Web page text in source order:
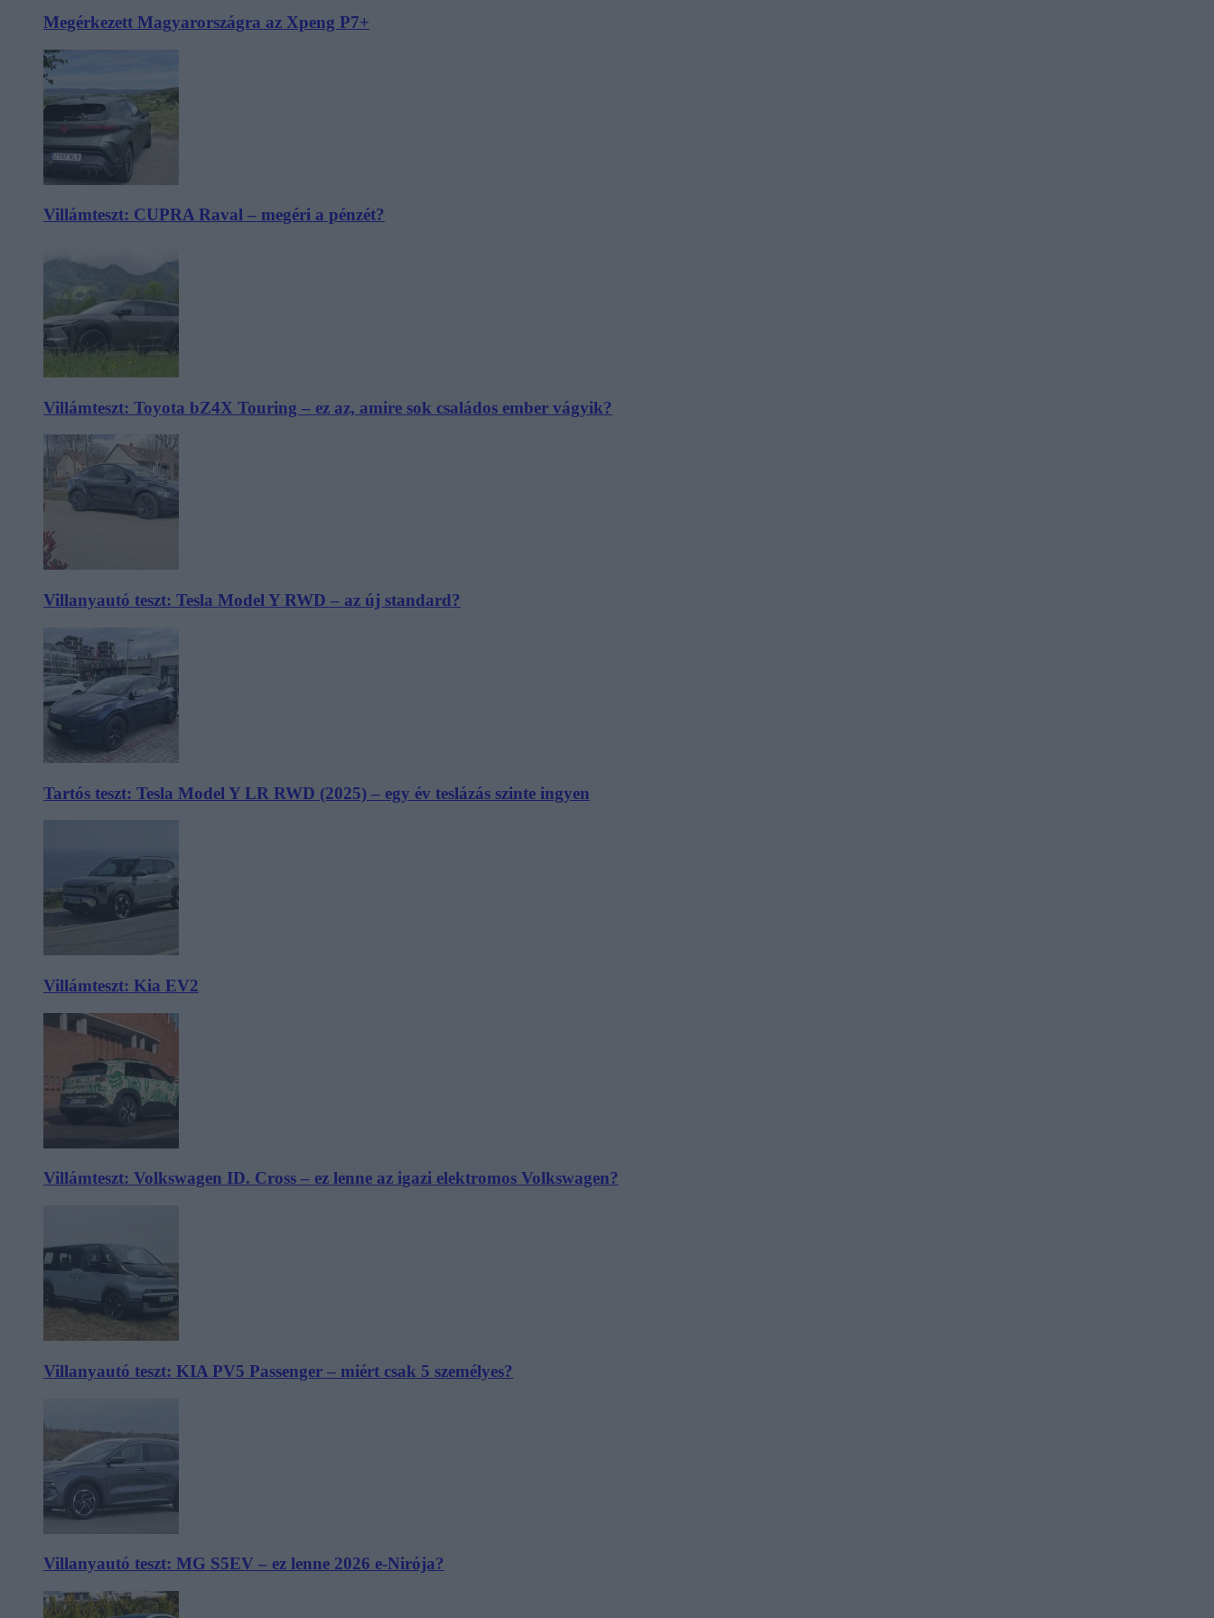
Megérkezett Magyarországra az Xpeng P7+
Villámteszt: CUPRA Raval – megéri a pénzét?
Villámteszt: Toyota bZ4X Touring – ez az, amire sok családos ember vágyik?
Villanyautó teszt: Tesla Model Y RWD – az új standard?
Tartós teszt: Tesla Model Y LR RWD (2025) – egy év teslázás szinte ingyen
Villámteszt: Kia EV2
Villámteszt: Volkswagen ID. Cross – ez lenne az igazi elektromos Volkswagen?
Villanyautó teszt: KIA PV5 Passenger – miért csak 5 személyes?
Villanyautó teszt: MG S5EV – ez lenne 2026 e-Nirója?